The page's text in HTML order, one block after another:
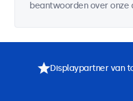
beantwoorden over onze
Displaypartner van